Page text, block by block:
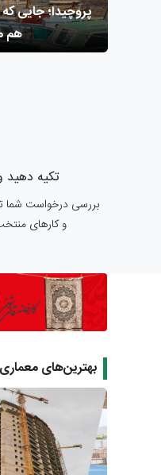
پروچیدا؛ جایی
هم
تکیه دهید
بررسی درخواست شما
و کارهای
بهترین‌های